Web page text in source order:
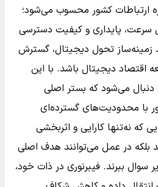
ارتباطات کشور محسوب می‌شود؛
پایداری و کیفیت دسترسی
زمینه‌ساز تحول دیجیتال، گسترش
اقتصاد دیجیتال باشد. با این
دنبال می‌شود که بستر اصلی
با محدودیت‌های گسترده‌ای
نه‌تنها کارایی و اثربخشی
بلکه در عمل می‌توانند هدف اصلی
سوال ببرند. فیبرنوری در ذات خود،